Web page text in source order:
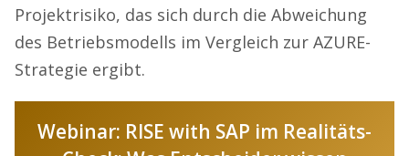
Projektrisiko, das sich durch die Abweichung
des Betriebsmodells im Vergleich zur AZURE-
Strategie ergibt.
Webinar: RISE with SAP im Realitäts-